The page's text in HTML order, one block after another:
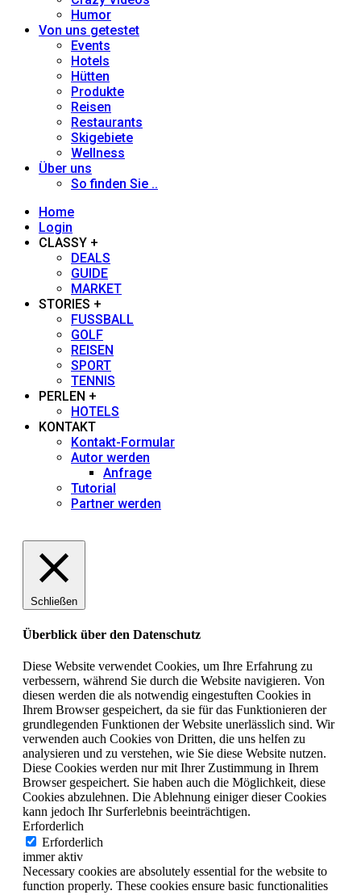
Georg Weindl
Gerhard Fuhrmann
Heidi Siefert
Heiner Sieger
Hans-Herbert Holzamer
Johanna Stöckl
Jürgen Löhle
Jupp Suttner
Kathrin Thoma-Bregar
Katrin Groth
Lili Reisenbichler
Rainer Hamberger
Ralf Exel
Reise Redaktion
Sylvia Redlich
trainee2
Humor
Von uns getestet
Events
Hotels
Hütten
Produkte
Reisen
Restaurants
Skigebiete
Wellness
Über uns
So finden Sie ..
Home
Login
CLASSY +
DEALS
GUIDE
MARKET
STORIES +
FUSSBALL
GOLF
REISEN
SPORT
TENNIS
PERLEN +
HOTELS
KONTAKT
Kontakt-Formular
Autor werden
Anfrage
Tutorial
Partner werden
Schließen
Überblick über den Datenschutz
Diese Website verwendet Cookies, um Ihre Erfahrung zu
verbessern, während Sie durch die Website navigieren. Von
diesen werden die als notwendig eingestuften Cookies in
Ihrem Browser gespeichert, da sie für das Funktionieren der
grundlegenden Funktionen der Website unerlässlich sind. Wir
verwenden auch Cookies von Dritten, die uns helfen zu
analysieren und zu verstehen, wie Sie diese Website nutzen.
Diese Cookies werden nur mit Ihrer Zustimmung in Ihrem
Browser gespeichert. Sie haben auch die Möglichkeit, diese
Cookies abzulehnen. Die Ablehnung einiger dieser Cookies
kann jedoch Ihr Surferlebnis beeinträchtigen.
Erforderlich
Erforderlich
immer aktiv
Necessary cookies are absolutely essential for the website to
function properly. These cookies ensure basic functionalities